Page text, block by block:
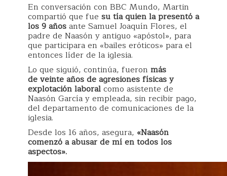
En conversación con BBC Mundo, Martin
compartió que fue su tía quien la presentó a
los 9 añosante Samuel Joaquín Flores, el
padre de Naasón y antiguo «apóstol», para
que participara en «bailes eróticos» para el
entonces líder de la iglesia.
Lo que siguió, continúa, fueron más
deveinteaños de agresiones físicas y
explotación laboralcomo asistente de
Naasón García y empleada, sin recibir pago,
del departamento de comunicaciones de la
iglesia.
Desde los 16 años, asegura, «Naasón
comenzó a abusar de mí en todos los
aspectos».